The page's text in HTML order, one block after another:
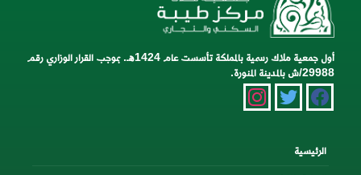
أول جمعية ملاك رسمية بالمملكة تأسست عام 1424هـ. بموجب القرار الوزاري رقم
29988/ش بالمدينة المنورة.
facebook
twitter
instagram
الرئيسية